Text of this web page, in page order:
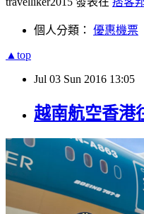
個人分類： 優惠機票
▲top
Jul 03 Sun 2016 13:05
越南航空香港